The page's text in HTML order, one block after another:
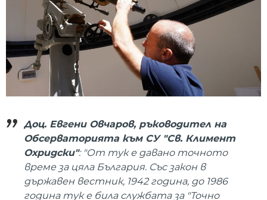
Доц. Евгени Овчаров, ръководител на
Обсерваторията към СУ "Св. Климент
Охридски": "От тук е давано точното
време за цяла България. Със закон в
държавен вестник, 1942 година, до 1986
година тук е била службата за "Точно